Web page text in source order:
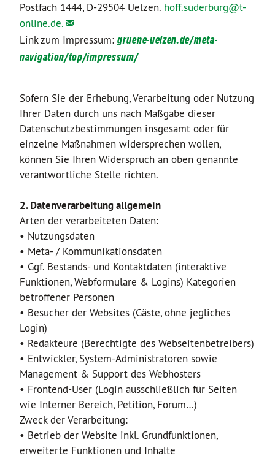
Postfach 1444, D-29504 Uelzen. hoff.suderburg@t-
online.de.
Link zum Impressum: gruene-uelzen.de/meta-
navigation/top/impressum/
Sofern Sie der Erhebung, Verarbeitung oder Nutzung
Ihrer Daten durch uns nach Maßgabe dieser
Datenschutzbestimmungen insgesamt oder für
einzelne Maßnahmen widersprechen wollen,
können Sie Ihren Widerspruch an oben genannte
verantwortliche Stelle richten.
2. Datenverarbeitung allgemein
Arten der verarbeiteten Daten:
• Nutzungsdaten
• Meta- / Kommunikationsdaten
• Ggf. Bestands- und Kontaktdaten (interaktive
Funktionen, Webformulare & Logins) Kategorien
betroffener Personen
• Besucher der Websites (Gäste, ohne jegliches
Login)
• Redakteure (Berechtigte des Webseitenbetreibers)
• Entwickler, System-Administratoren sowie
Management & Support des Webhosters
• Frontend-User (Login ausschließlich für Seiten
wie Interner Bereich, Petition, Forum…)
Zweck der Verarbeitung:
• Betrieb der Website inkl. Grundfunktionen,
erweiterte Funktionen und Inhalte